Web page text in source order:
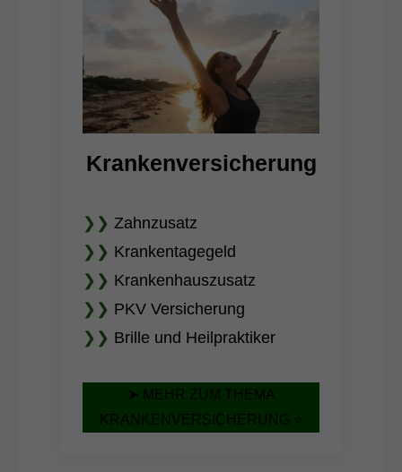
Krankenversicherung
❯❯ Zahnzusatz
❯❯ Krankentagegeld
❯❯ Krankenhauszusatz
❯❯ PKV Versicherung
❯❯ Brille und Heilpraktiker
➤ MEHR ZUM THEMA
KRANKENVERSICHERUNG ⭐